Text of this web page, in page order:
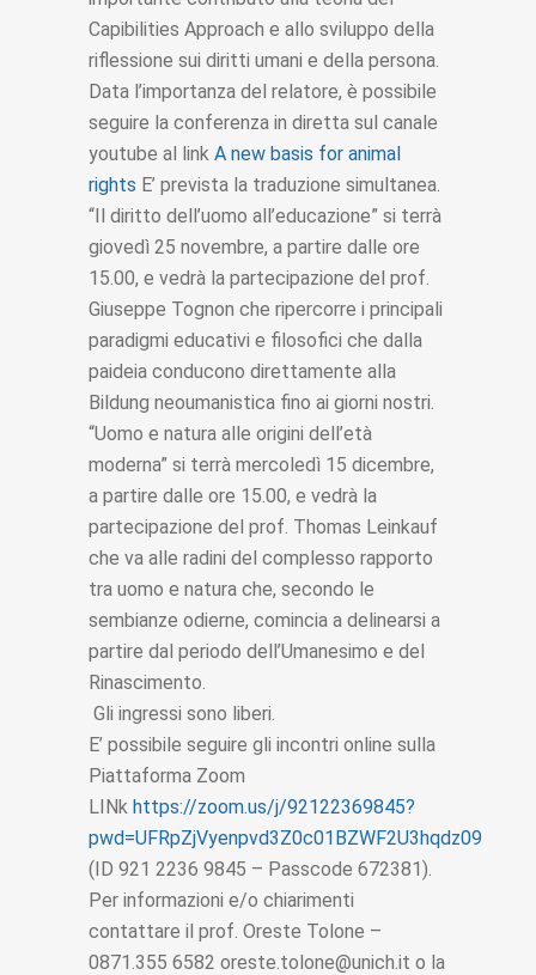
Capibilities Approach e allo sviluppo della
riflessione sui diritti umani e della persona.
Data l’importanza del relatore, è possibile
seguire la conferenza in diretta sul canale
youtube al link A new basis for animal
rights E’ prevista la traduzione simultanea.
“Il diritto dell’uomo all’educazione” si terrà
giovedì 25 novembre, a partire dalle ore
15.00, e vedrà la partecipazione del prof.
Giuseppe Tognon che ripercorre i principali
paradigmi educativi e filosofici che dalla
paideia conducono direttamente alla
Bildung neoumanistica fino ai giorni nostri.
“Uomo e natura alle origini dell’età
moderna” si terrà mercoledì 15 dicembre,
a partire dalle ore 15.00, e vedrà la
partecipazione del prof. Thomas Leinkauf
che va alle radini del complesso rapporto
tra uomo e natura che, secondo le
sembianze odierne, comincia a delinearsi a
partire dal periodo dell’Umanesimo e del
Rinascimento.
Gli ingressi sono liberi.
E’ possibile seguire gli incontri online sulla
Piattaforma Zoom
LINk https://zoom.us/j/92122369845?
pwd=UFRpZjVyenpvd3Z0c01BZWF2U3hqdz09
(ID 921 2236 9845 – Passcode 672381).
Per informazioni e/o chiarimenti
contattare il prof. Oreste Tolone –
0871.355 6582 oreste.tolone@unich.it o la